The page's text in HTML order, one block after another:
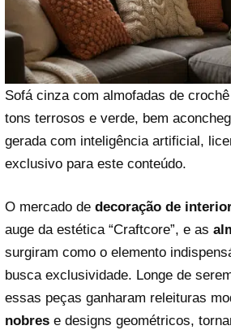
Sofá cinza com almofadas de
tons terrosos e verde, bem
gerada com inteligência artificial,
exclusivo para este conteúdo.
O mercado de decoração de
auge da estética “Craftcore”, e as
surgiram como o elemento
busca exclusividade. Longe de
essas peças ganharam releituras
nobres e designs geométricos,